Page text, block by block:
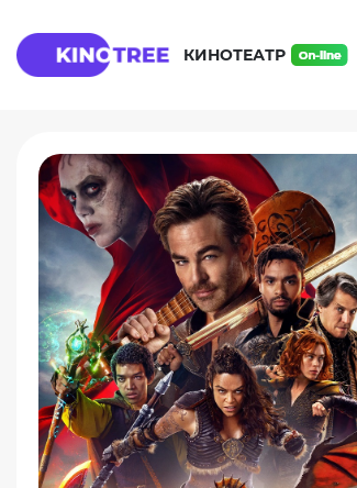
КИНОТЕАТР